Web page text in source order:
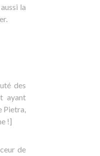
la
des
ayant
Pietra,
!]
de